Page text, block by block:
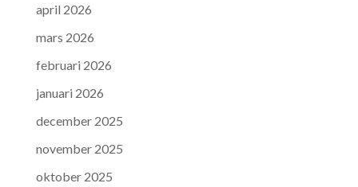
april 2026
mars 2026
februari 2026
januari 2026
december 2025
november 2025
oktober 2025